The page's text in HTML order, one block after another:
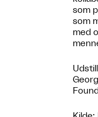
som
som
med